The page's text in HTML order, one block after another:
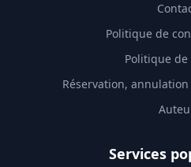
Politique de
Politique de
Réservation,
Services